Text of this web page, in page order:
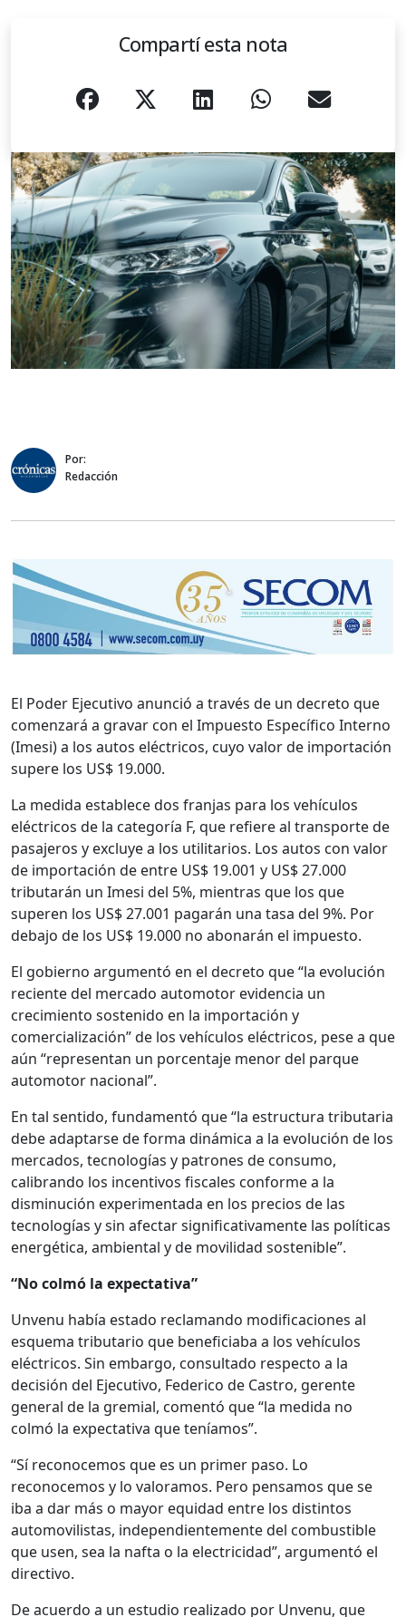
Compartí esta nota
Por:
Redacción
El Poder Ejecutivo anunció a través de un decreto que
comenzará a gravar con el Impuesto Específico Interno
(Imesi) a los autos eléctricos, cuyo valor de importación
supere los US$ 19.000.
La medida establece dos franjas para los vehículos
eléctricos de la categoría F, que refiere al transporte de
pasajeros y excluye a los utilitarios. Los autos con valor
de importación de entre US$ 19.001 y US$ 27.000
tributarán un Imesi del 5%, mientras que los que
superen los US$ 27.001 pagarán una tasa del 9%. Por
debajo de los US$ 19.000 no abonarán el impuesto.
El gobierno argumentó en el decreto que “la evolución
reciente del mercado automotor evidencia un
crecimiento sostenido en la importación y
comercialización” de los vehículos eléctricos, pese a que
aún “representan un porcentaje menor del parque
automotor nacional”.
En tal sentido, fundamentó que “la estructura tributaria
debe adaptarse de forma dinámica a la evolución de los
mercados, tecnologías y patrones de consumo,
calibrando los incentivos fiscales conforme a la
disminución experimentada en los precios de las
tecnologías y sin afectar significativamente las políticas
energética, ambiental y de movilidad sostenible”.
“No colmó la expectativa”
Unvenu había estado reclamando modificaciones al
esquema tributario que beneficiaba a los vehículos
eléctricos. Sin embargo, consultado respecto a la
decisión del Ejecutivo, Federico de Castro, gerente
general de la gremial, comentó que “la medida no
colmó la expectativa que teníamos”.
“Sí reconocemos que es un primer paso. Lo
reconocemos y lo valoramos. Pero pensamos que se
iba a dar más o mayor equidad entre los distintos
automovilistas, independientemente del combustible
que usen, sea la nafta o la electricidad”, argumentó el
directivo.
De acuerdo a un estudio realizado por Unvenu, que